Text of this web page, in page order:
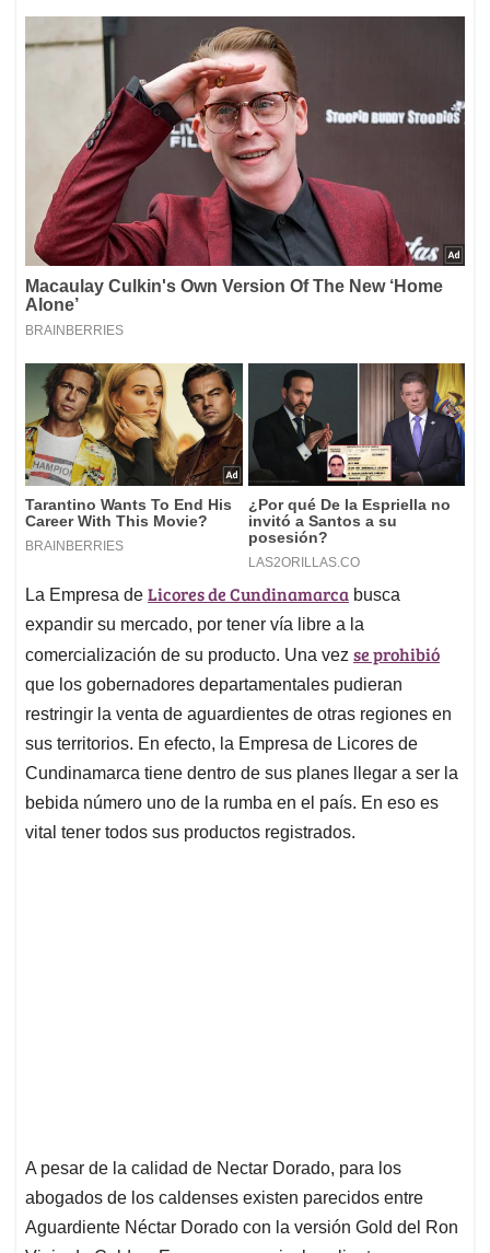
La Empresa de Licores de Cundinamarca busca
expandir su mercado, por tener vía libre a la
comercialización de su producto. Una vez se prohibió
que los gobernadores departamentales pudieran
restringir la venta de aguardientes de otras regiones en
sus territorios. En efecto, la Empresa de Licores de
Cundinamarca tiene dentro de sus planes llegar a ser la
bebida número uno de la rumba en el país. En eso es
vital tener todos sus productos registrados.
A pesar de la calidad de Nectar Dorado, para los
abogados de los caldenses existen parecidos entre
Aguardiente Néctar Dorado con la versión Gold del Ron